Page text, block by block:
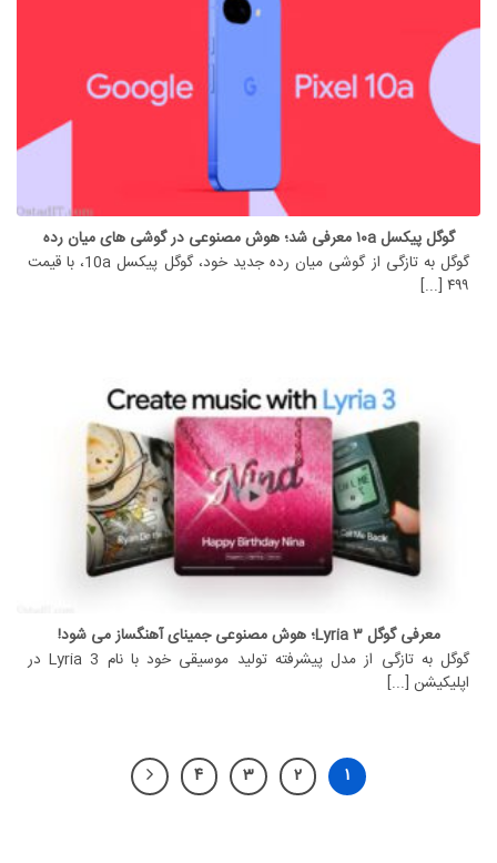
گوگل پیکسل ۱۰a معرفی شد؛ هوش مصنوعی در گوشی های میان رده
گوگل به تازگی از گوشی میان رده جدید خود، گوگل پیکسل 10a، با قیمت
۴۹۹ [...]
معرفی گوگل Lyria ۳؛ هوش مصنوعی جمینای آهنگساز می شود!
گوگل به تازگی از مدل پیشرفته تولید موسیقی خود با نام Lyria 3 در
اپلیکیشن [...]
۱ ۲ ۳ ۴